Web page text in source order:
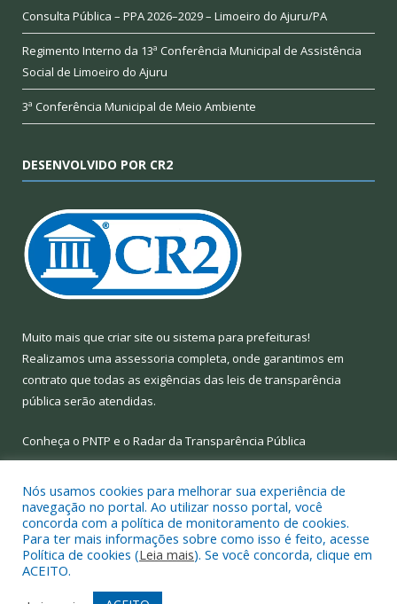
Consulta Pública – PPA 2026–2029 – Limoeiro do Ajuru/PA
Regimento Interno da 13ª Conferência Municipal de Assistência
Social de Limoeiro do Ajuru
3ª Conferência Municipal de Meio Ambiente
DESENVOLVIDO POR CR2
Muito mais que criar site ou sistema para prefeituras!
Realizamos uma assessoria completa, onde garantimos em
contrato que todas as exigências das leis de transparência
pública serão atendidas.
Conheça o PNTP e o Radar da Transparência Pública
Todos os direitos reservados a Prefeitura Municipal de Limoeiro
do Ajuru.
Mapa do Site
Acessar Área Administrativa
Nós usamos cookies para melhorar sua experiência de
navegação no portal. Ao utilizar nosso portal, você
concorda com a política de monitoramento de cookies.
Para ter mais informações sobre como isso é feito, acesse
Política de cookies (Leia mais). Se você concorda, clique em
ACEITO.